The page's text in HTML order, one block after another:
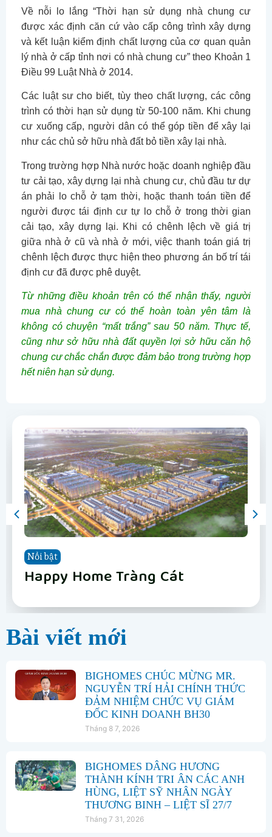
Về nỗi lo lắng “Thời hạn sử dụng nhà chung cư
được xác định căn cứ vào cấp công trình xây dựng
và kết luận kiểm định chất lượng của cơ quan quản
lý nhà ở cấp tỉnh nơi có nhà chung cư” theo Khoản 1
Điều 99 Luật Nhà ở 2014.
Các luật sư cho biết, tùy theo chất lượng, các công
trình có thời hạn sử dụng từ 50-100 năm. Khi chung
cư xuống cấp, người dân có thể góp tiền để xây lại
như các chủ sở hữu nhà đất bỏ tiền xây lại nhà.
Trong trường hợp Nhà nước hoặc doanh nghiệp đầu
tư cải tạo, xây dựng lại nhà chung cư, chủ đầu tư dự
án phải lo chỗ ở tạm thời, hoặc thanh toán tiền để
người được tái định cư tự lo chỗ ở trong thời gian
cải tạo, xây dựng lại. Khi có chênh lệch về giá trị
giữa nhà ở cũ và nhà ở mới, việc thanh toán giá trị
chênh lệch được thực hiện theo phương án bố trí tái
định cư đã được phê duyệt.
Từ những điều khoản trên có thể nhận thấy, người
mua nhà chung cư có thể hoàn toàn yên tâm là
không có chuyện “mất trắng” sau 50 năm. Thực tế,
cũng như sở hữu nhà đất quyền lợi sở hữu căn hộ
chung cư chắc chắn được đảm bảo trong trường hợp
hết niên hạn sử dụng.
Nổi bật
Vinhomes Hải Vân Bay Đà Nẵng
Nổi bật
The Fullton
Nổi bật
Phân khu Vịnh Xanh
Nổi bật
Happy Home Tràng Cát
Nổi bật
LUMIÈRE Hanoi Seasons Garden
Nổi bật
Vinhomes Global Gate Hạ Long
Nổi bật
Vinhomes Hải Vân Bay Đà Nẵng
Nổi bật
The Fullton
Bài viết mới
BIGHOMES CHÚC MỪNG MR.
NGUYỄN TRÍ HẢI CHÍNH THỨC
ĐẢM NHIỆM CHỨC VỤ GIÁM
ĐỐC KINH DOANH BH30
Tháng 8 7, 2026
BIGHOMES DÂNG HƯƠNG
THÀNH KÍNH TRI ÂN CÁC ANH
HÙNG, LIỆT SỸ NHÂN NGÀY
THƯƠNG BINH – LIỆT SĨ 27/7
Tháng 7 31, 2026